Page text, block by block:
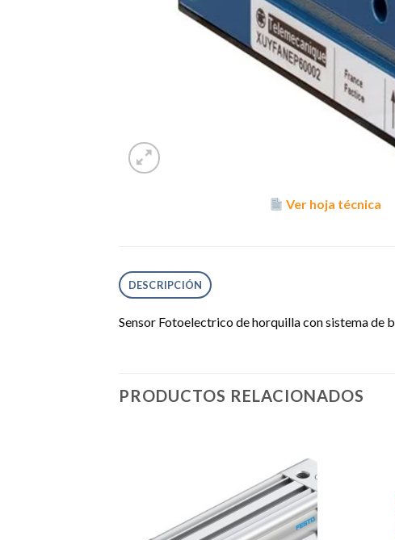
Ver hoja técnica
DESCRIPCIÓN
Sensor Fotoelectrico de horquilla con sistema de
PRODUCTOS RELACIONADOS